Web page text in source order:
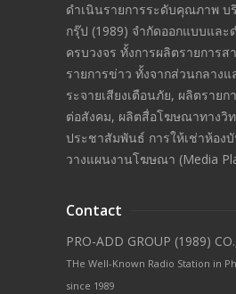
ดำเนินรายการระดับคุณภาพ บ
กรุ๊ป (1989) จำกัดออกแบบและ
ครบวงจร ทั้งการผลิตรายการส
รายการข่าว ทั้งจากส่วนกลาง
ระจายเสียงเตือนภัย, ผลิตราย
ต่อสังคม, ผลิตสื่อโฆษณาทางวิ
ประชาสัมพันธ์ การให้เช่าห้องบั
วางแผนงานโฆษณา (Media
Contact
PRO-ADD GROUP (1989)
THe Well-Known Radio Station in
since 1989